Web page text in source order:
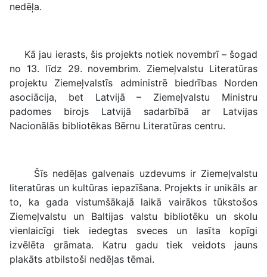
nedēļa.
Kā jau ierasts, šis projekts notiek novembrī – šogad
no 13. līdz 29. novembrim. Ziemeļvalstu Literatūras
projektu Ziemeļvalstīs administrē biedrības Norden
asociācija, bet Latvijā – Ziemeļvalstu Ministru
padomes birojs Latvijā sadarbībā ar Latvijas
Nacionālās bibliotēkas Bērnu Literatūras centru.
Šīs nedēļas galvenais uzdevums ir Ziemeļvalstu
literatūras un kultūras iepazīšana. Projekts ir unikāls ar
to, ka gada vistumšākajā laikā vairākos tūkstošos
Ziemeļvalstu un Baltijas valstu bibliotēku un skolu
vienlaicīgi tiek iedegtas sveces un lasīta kopīgi
izvēlēta grāmata. Katru gadu tiek veidots jauns
plakāts atbilstoši nedēļas tēmai.